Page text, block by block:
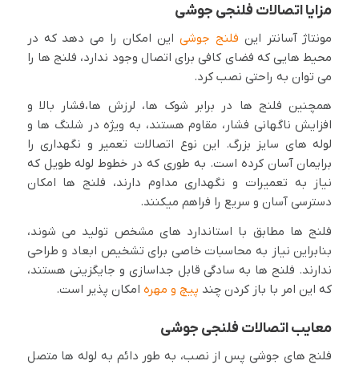
مزایا اتصالات فلنجی جوشی
مونتاژ آسانتر این فلنج جوشی این امکان را می دهد که در
محیط هایی که فضای کافی برای اتصال وجود ندارد، فلنج ها را
می توان به راحتی نصب کرد.
همچنین فلنج ها در برابر شوک ها، لرزش ها،فشار بالا و
افزایش ناگهانی فشار، مقاوم هستند، به ویژه در شلنگ ها و
لوله های سایز بزرگ. این نوع اتصالات تعمیر و نگهداری را
برایمان آسان کرده است. به طوری که در خطوط لوله طویل که
نیاز به تعمیرات و نگهداری مداوم دارند، فلنج ها امکان
دسترسی آسان و سریع را فراهم میکنند.
فلنج ها مطابق با استاندارد های مشخص تولید می شوند،
بنابراین نیاز به محاسبات خاصی برای تشخیص ابعاد و طراحی
ندارند. فلنج ها به سادگی قابل جداسازی و جایگزینی هستند،
که این امر با باز کردن چند پیچ و مهرهامکان پذیر است.
معایب اتصالات فلنجی جوشی
فلنج های جوشی پس از نصب، به طور دائم به لوله ها متصل